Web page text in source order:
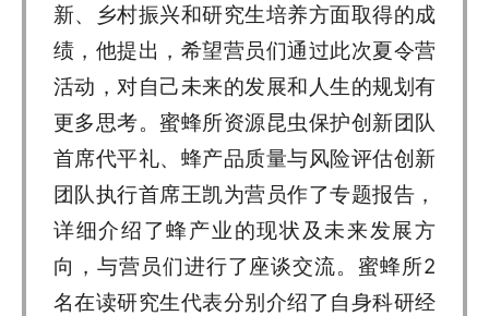
新、乡村振兴和研究生培养方面取得的成
绩，他提出，希望营员们通过此次夏令营
活动，对自己未来的发展和人生的规划有
更多思考。蜜蜂所资源昆虫保护创新团队
首席代平礼、蜂产品质量与风险评估创新
团队执行首席王凯为营员作了专题报告，
详细介绍了蜂产业的现状及未来发展方
向，与营员们进行了座谈交流。蜜蜂所2
名在读研究生代表分别介绍了自身科研经